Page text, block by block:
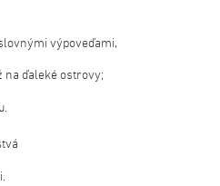
výpoveďami,
ďaleké ostrovy;